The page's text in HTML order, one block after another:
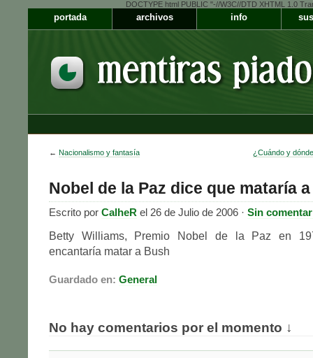
DOCTYPE html PUBLIC "-//W3C//DTD XHTML 1.0
portada archivos info
← Nacionalismo y fantasía ¿Cuándo y
Nobel de la Paz dice que mataría
Escrito por CalheR el 26 de Julio de 2006 · Sin
Betty Williams, Premio Nobel de la Paz en
encantaría matar a Bush
Guardado en: General
No hay comentarios por el momento ↓